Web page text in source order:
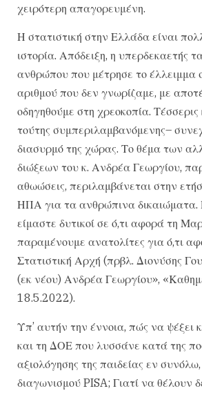
χειρότερη απαγορευμένη.
Η στατιστική στην Ελλάδα είναι
ιστορία. Απόδειξη, η υπερδεκαετής
ανθρώπου που μέτρησε το έλλειμμα
αριθμού που δεν γνωρίζαμε, με
οδηγηθούμε στη χρεοκοπία. Τέσσερις
τούτης συμπεριλαμβανόμενης–
διασυρμό της χώρας. Το θέμα των
διώξεων του κ. Ανδρέα Γεωργίου,
αθωώσεις, περιλαμβάνεται στην
ΗΠΑ για τα ανθρώπινα
είμαστε δυτικοί σε ό,τι αφορά τη
παραμένουμε ανατολίτες για ό,τι
Στατιστική Αρχή (πρβλ. Διονύσης
(εκ νέου) Ανδρέα Γεωργίου»,
18.5.2022).
Υπ’ αυτήν την έννοια, πώς να
και τη ΔΟΕ που λυσσάνε κατά της
αξιολόγησης της παιδείας εν
διαγωνισμού PISA; Γιατί να θέλουν